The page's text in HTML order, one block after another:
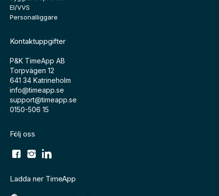
El/VVS
Personalliggare
Kontaktuppgifter
P&K TimeApp AB
Torpvägen 12
641 34 Katrineholm
info@timeapp.se
support@timeapp.se
0150-506 15
Följ oss
Ladda ner TimeApp